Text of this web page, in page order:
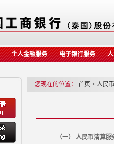
个人金融服务 电子银行服务
您现在的位置： 首页 > 人民
（一） 人民币清算服